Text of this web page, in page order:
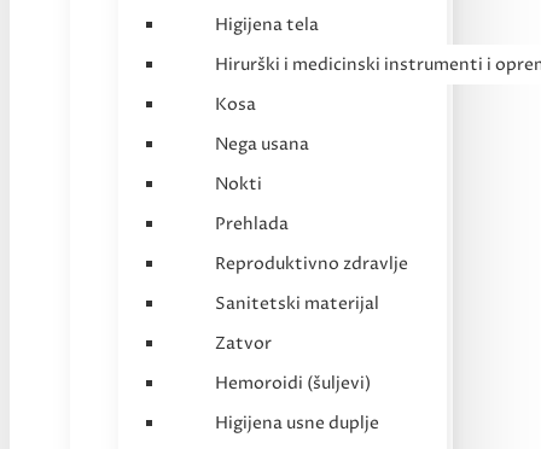
Higijena tela
Hirurški i medicinski instrumenti i
Kosa
Nega usana
Nokti
Prehlada
Reproduktivno zdravlje
Sanitetski materijal
Zatvor
Hemoroidi (šuljevi)
Higijena usne duplje